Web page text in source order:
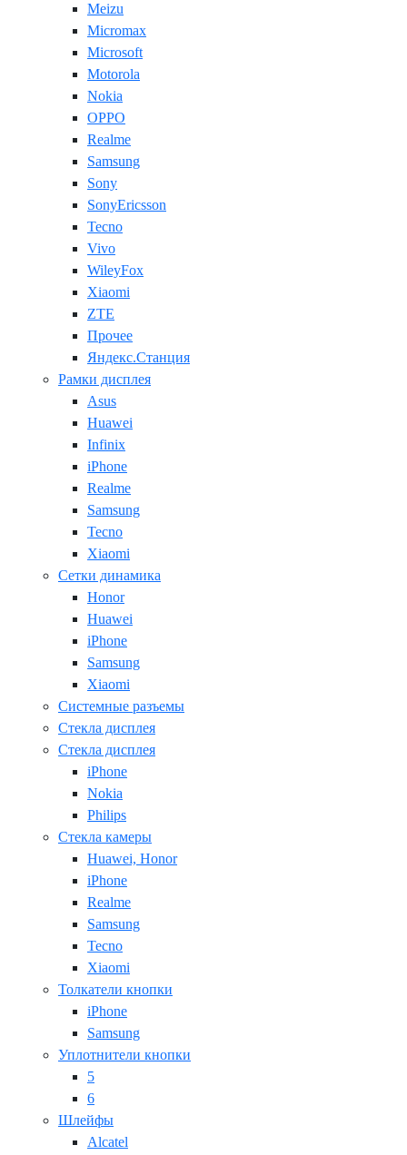
Meizu
Micromax
Microsoft
Motorola
Nokia
OPPO
Realme
Samsung
Sony
SonyEricsson
Tecno
Vivo
WileyFox
Xiaomi
ZTE
Прочее
Яндекс.Станция
Рамки дисплея
Asus
Huawei
Infinix
iPhone
Realme
Samsung
Tecno
Xiaomi
Сетки динамика
Honor
Huawei
iPhone
Samsung
Xiaomi
Системные разъемы
Стекла дисплея
Стекла дисплея
iPhone
Nokia
Philips
Стекла камеры
Huawei, Honor
iPhone
Realme
Samsung
Tecno
Xiaomi
Толкатели кнопки
iPhone
Samsung
Уплотнители кнопки
5
6
Шлейфы
Alcatel